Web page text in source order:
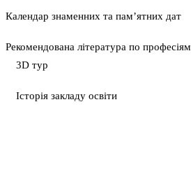
Календар знаменних та пам’ятних дат
Рекомендована література по професіям
3D тур
Історія закладу освіти